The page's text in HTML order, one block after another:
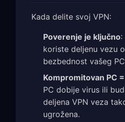
Kada delite svoj VPN:
Poverenje je ključno:
koriste deljenu vezu
bezbednost vašeg
Kompromitovan PC
PC dobije virus ili
deljena VPN veza
ugrožena.